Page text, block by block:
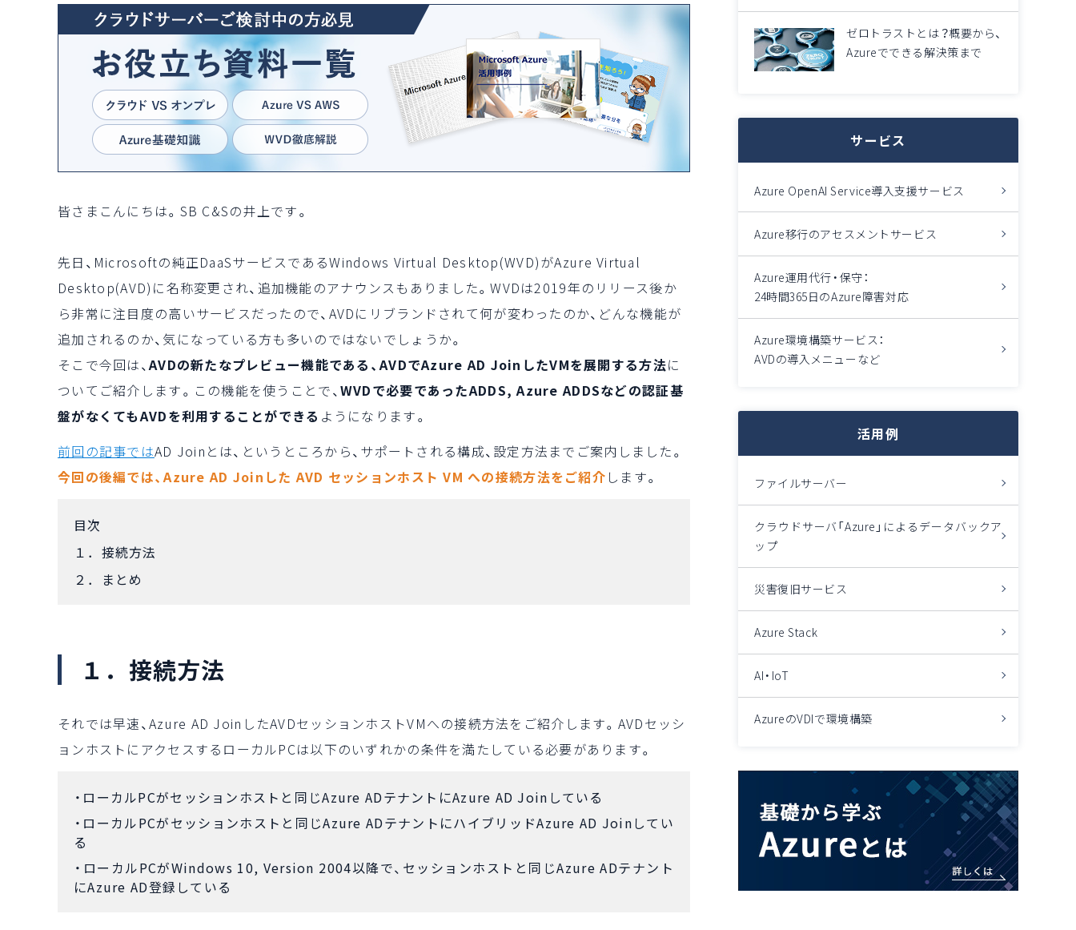
皆さまこんにちは。SB C&Sの井上です。
先日、Microsoftの純正DaaSサービスであるWindows Virtual Desktop(WVD)がAzure Virtual
Desktop(AVD)に名称変更され、追加機能のアナウンスもありました。WVDは2019年のリリース後か
ら非常に注目度の高いサービスだったので、AVDにリブランドされて何が変わったのか、どんな機能が
追加されるのか、気になっている方も多いのではないでしょうか。
そこで今回は、AVDの新たなプレビュー機能である、AVDでAzure AD JoinしたVMを展開する方法に
ついてご紹介します。この機能を使うことで、WVDで必要であったADDS, Azure ADDSなどの認証基
盤がなくてもAVDを利用することができる ようになります。
前回の記事ではAD Joinとは、というところから、サポートされる構成、設定方法までご案内しました。
今回の後編では、Azure AD Joinした AVD セッションホスト VM への接続方法をご紹介 します。
目次
１．接続方法
２．まとめ
１．接続方法
それでは早速、Azure AD JoinしたAVDセッションホストVMへの接続方法をご紹介します。AVDセッシ
ョンホストにアクセスするローカルPCは以下のいずれかの条件を満たしている必要があります。
ローカルPCがセッションホストと同じAzure ADテナントにAzure AD Joinしている
ローカルPCがセッションホストと同じAzure ADテナントにハイブリッドAzure AD Joinしてい
る
ローカルPCがWindows 10, Version 2004以降で、セッションホストと同じAzure ADテナント
にAzure AD登録している
ゼロトラストとは？概要から、
Azureでできる解決策まで
サービス
Azure OpenAI Service導入支援サービス
Azure移行のアセスメントサービス
Azure運用代行・保守：
24時間365日のAzure障害対応
Azure環境構築サービス：
AVDの導入メニューなど
活用例
ファイルサーバー
クラウドサーバ「Azure」によるデータバックア
ップ
災害復旧サービス
Azure Stack
AI・IoT
AzureのVDIで環境構築